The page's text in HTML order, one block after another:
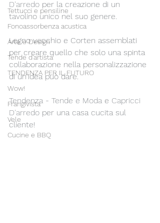
Tettucci e pensiline
Fonoassorbenza acustica
Arte e Design
Tende d'artista
TENDENZA PER IL FUTURO
Wow!
Frangivista
Vele
Cucine e BBQ
D'arredo per la creazione di un
tavolino unico nel suo genere.
Legno vecchio e Corten assemblati
per creare quello che solo una spinta
collaborazione nella personalizzazione
di un'idea può dare.
Tendenza - Tende e Moda e Capricci
D'arredo per una casa cucita sul
cliente!